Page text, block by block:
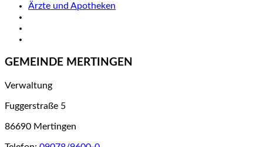
Ärzte und Apotheken
GEMEINDE MERTINGEN
Verwaltung
Fuggerstraße 5
86690 Mertingen